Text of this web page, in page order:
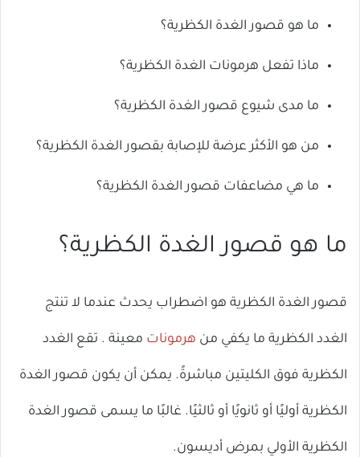
ما هو قصور الغدة الكظرية؟
ماذا تفعل هرمونات الغدة الكظرية؟
ما مدى شيوع قصور الغدة الكظرية؟
من هو الأكثر عرضة للإصابة بقصور الغدة الكظرية؟
ما هي مضاعفات قصور الغدة الكظرية؟
ما هو قصور الغدة الكظرية؟
قصور الغدة الكظرية هو اضطراب يحدث عندما لا تنتج
الغدد الكظرية ما يكفي من هرمونات معينة . تقع الغدد
الكظرية فوق الكليتين مباشرةً. يمكن أن يكون قصور الغدة
الكظرية أوليًا أو ثانويًا أو ثالثيًا. غالبًا ما يسمى قصور الغدة
الكظرية الأولي بمرض أديسون.